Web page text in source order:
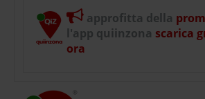
approfitta della
l'app quiinzona scarica
ora